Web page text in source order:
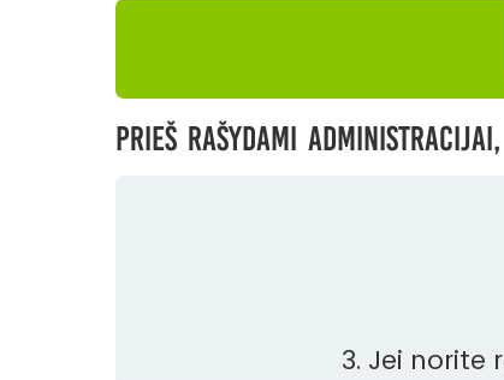
Prieš rašydami
3. Jei